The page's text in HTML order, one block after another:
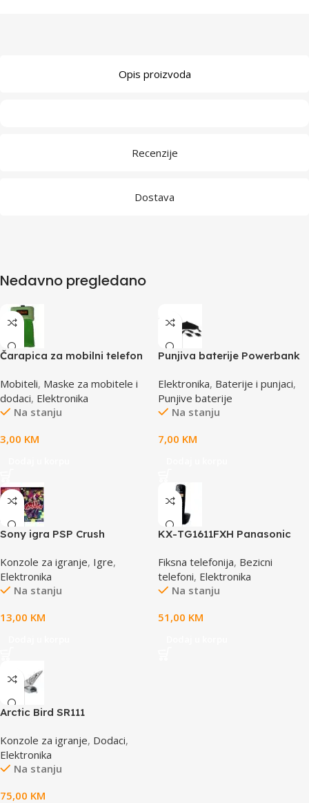
Opis proizvoda
Recenzije
Dostava
Nedavno pregledano
Čarapica za mobilni telefon
65x100mm
Mobiteli, Maske za mobitele i
dodaci, Elektronika
Na stanju
3,00 KM
Punjiva baterije Powerbank
168267 MANHATTAN
Elektronika, Baterije i punjaci,
Punjive baterije
Na stanju
7,00 KM
Sony igra PSP Crush
Konzole za igranje, Igre,
Elektronika
Na stanju
13,00 KM
KX-TG1611FXH Panasonic
Fiksna telefonija, Bezicni
telefoni, Elektronika
Na stanju
51,00 KM
Arctic Bird SR111
Konzole za igranje, Dodaci,
Elektronika
Na stanju
75,00 KM